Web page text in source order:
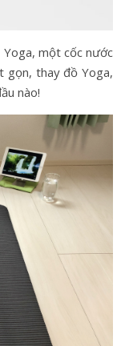
một cốc nước
gọn, thay đồ Yoga,
nào!